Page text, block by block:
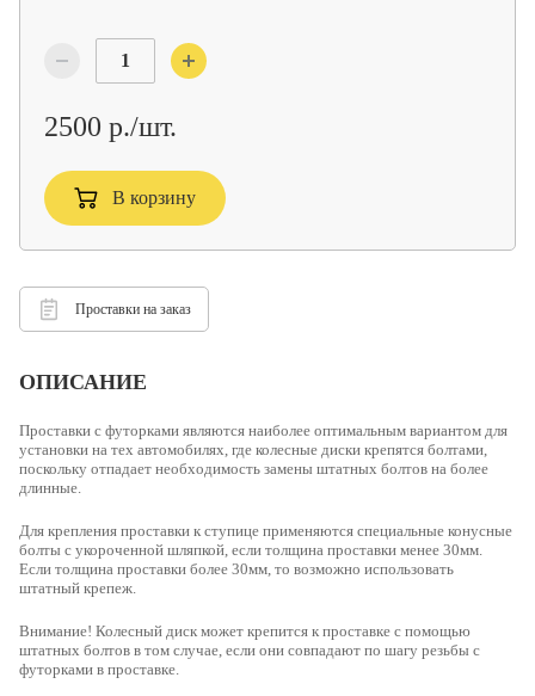
2500 р./шт.
В корзину
Проставки на заказ
ОПИСАНИЕ
Проставки с футорками являются наиболее оптимальным вариантом для
установки на тех автомобилях, где колесные диски крепятся болтами,
поскольку отпадает необходимость замены штатных болтов на более
длинные.
Для крепления проставки к ступице применяются специальные конусные
болты с укороченной шляпкой, если толщина проставки менее 30мм.
Если толщина проставки более 30мм, то возможно использовать
штатный крепеж.
Внимание! Колесный диск может крепится к проставке с помощью
штатных болтов в том случае, если они совпадают по шагу резьбы с
футорками в проставке.